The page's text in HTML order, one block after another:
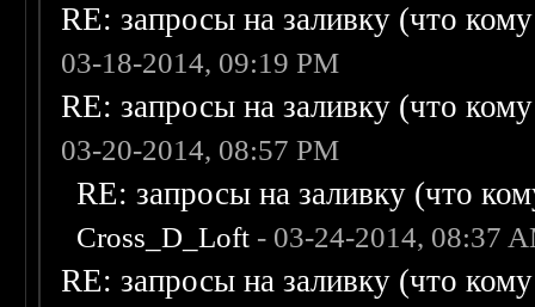
RE: запросы на заливку (что
03-18-2014, 09:19 PM
RE: запросы на заливку (что
03-20-2014, 08:57 PM
RE: запросы на заливку (что
Cross_D_Loft - 03-24-2014, 08:37
RE: запросы на заливку (что